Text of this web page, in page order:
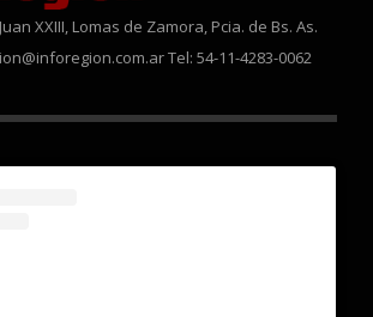
XXIII, Lomas de Zamora, Pcia. de Bs. As.
Tel: 54-11-4283-0062